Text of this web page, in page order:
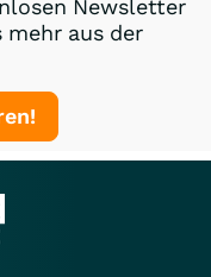
Newsletter
mehr aus der